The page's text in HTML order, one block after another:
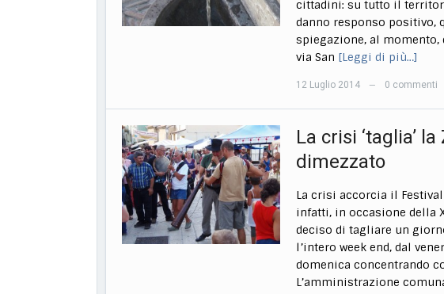
cittadini: su tutto il
danno responso positivo,
spiegazione, al
via San [Leggi di più…]
12 Luglio 2014 — 0 commenti
La crisi ‘taglia’
dimezzato
La crisi accorcia il
infatti, in occasione della
deciso di tagliare un
l’intero week end, dal
domenica concentrando
L’amministrazione